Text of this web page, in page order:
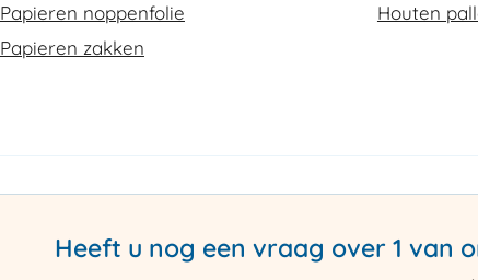
Papieren noppenfolie
Papieren zakken
Houten
Heeft u nog een vraag over 1 van